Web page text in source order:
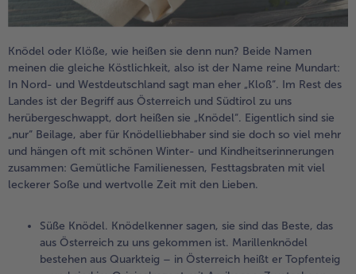
Knödel oder Klöße, wie heißen sie denn nun? Beide Namen
meinen die gleiche Köstlichkeit, also ist der Name reine Mundart:
In Nord- und Westdeutschland sagt man eher „Kloß“. Im Rest des
Landes ist der Begriff aus Österreich und Südtirol zu uns
herübergeschwappt, dort heißen sie „Knödel“. Eigentlich sind sie
„nur“ Beilage, aber für Knödelliebhaber sind sie doch so viel mehr
und hängen oft mit schönen Winter- und Kindheitserinnerungen
zusammen: Gemütliche Familienessen, Festtagsbraten mit viel
leckerer Soße und wertvolle Zeit mit den Lieben.
Süße Knödel. Knödelkenner sagen, sie sind das Beste, das
aus Österreich zu uns gekommen ist. Marillenknödel
bestehen aus Quarkteig – in Österreich heißt er Topfenteig